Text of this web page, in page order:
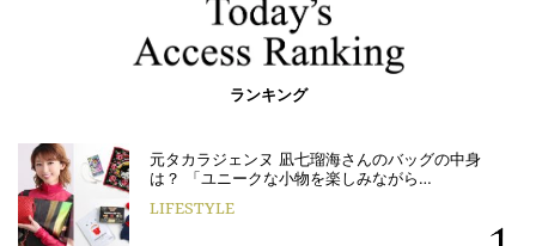
ランキング
元タカラジェンヌ 凪七瑠海さんのバッグの中身
は？ 「ユニークな小物を楽しみながら…
LIFESTYLE